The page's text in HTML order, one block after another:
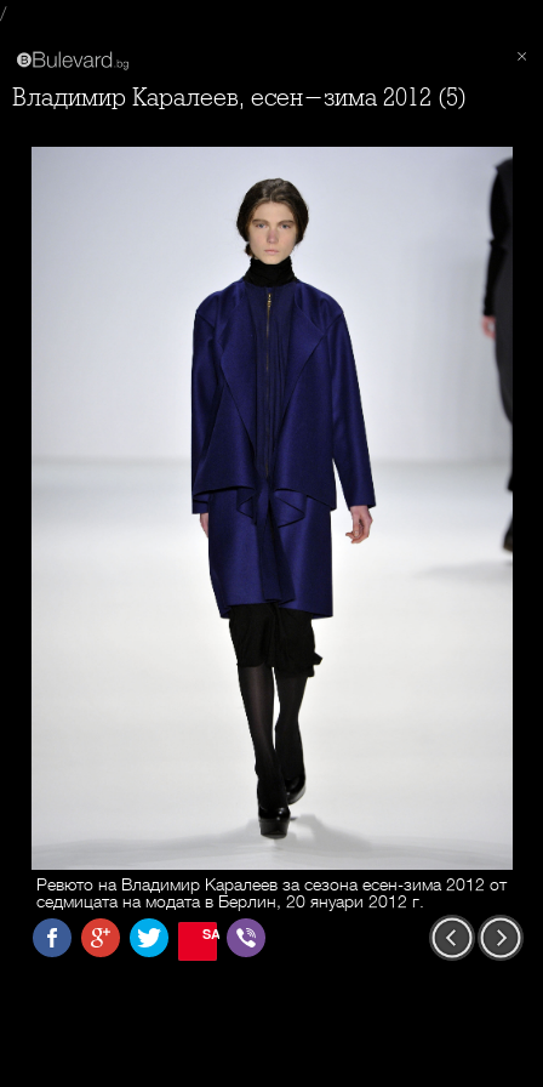
/
Владимир Каралеев, есен-зима 2012 (5)
Ревюто на Владимир Каралеев за сезона есен-зима 2012 от
седмицата на модата в Берлин, 20 януари 2012 г.
SAVE